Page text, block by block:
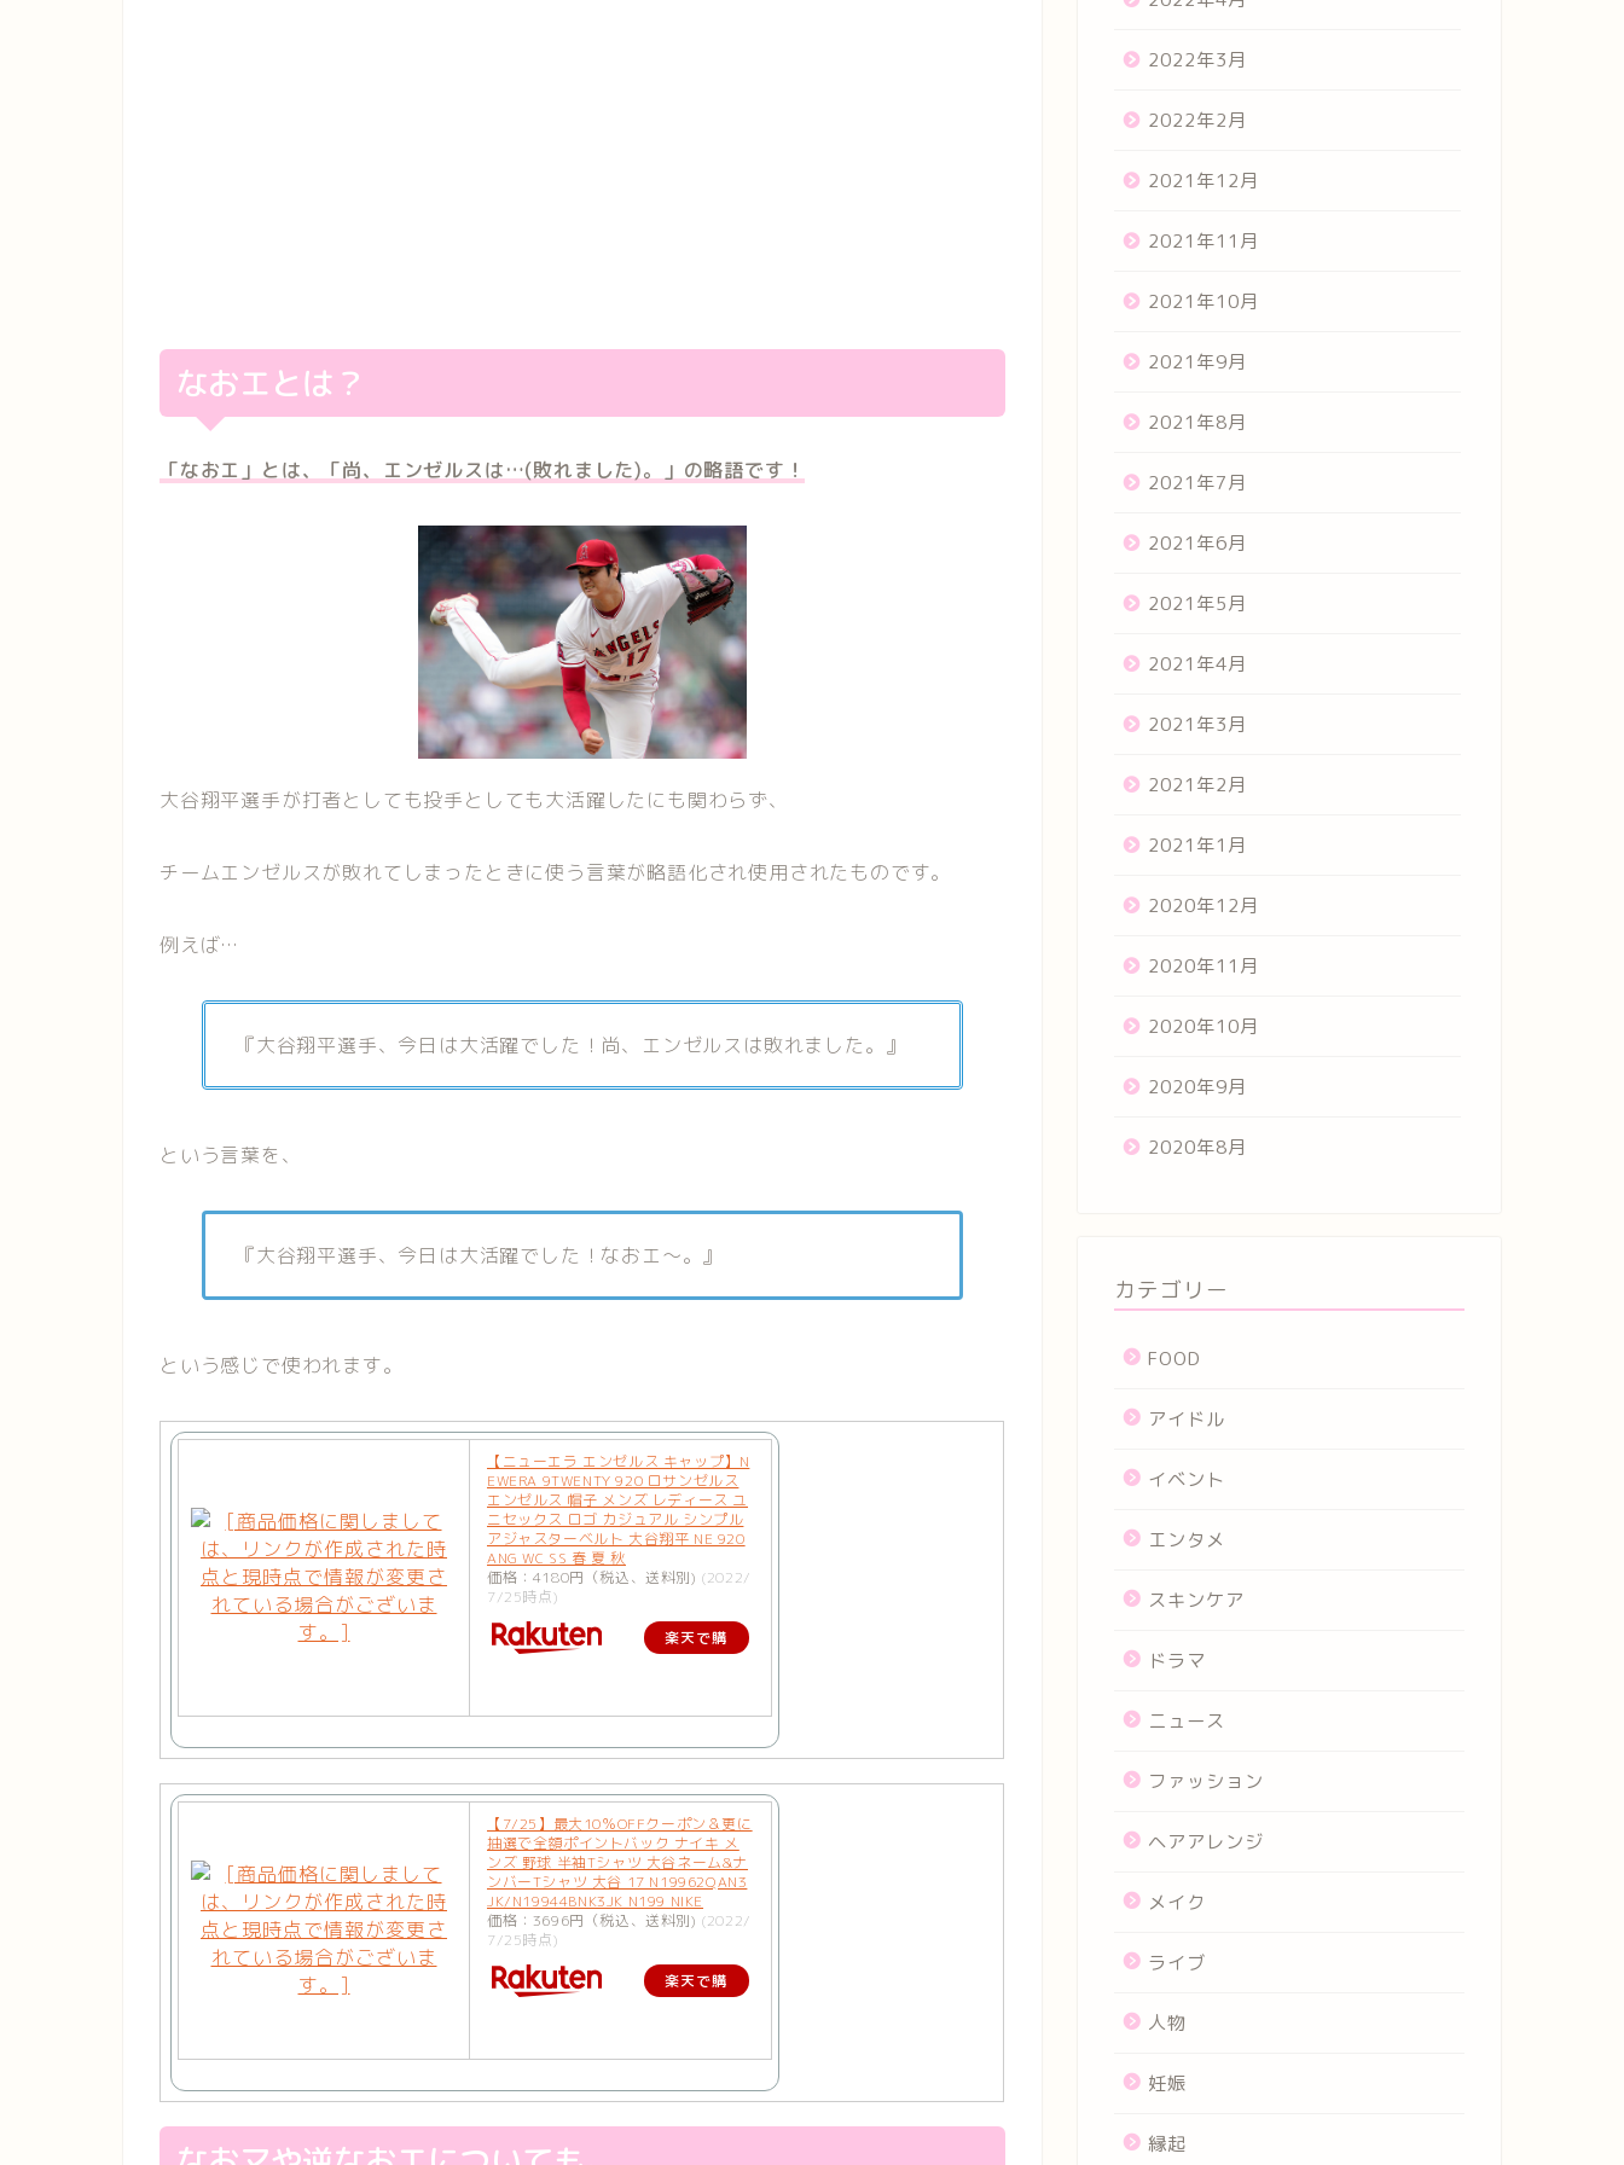
なおエとは？
「なおエ」とは、「尚、エンゼルスは…(敗れました)。」の略語です！
大谷翔平選手が打者としても投手としても大活躍したにも関わらず、
チームエンゼルスが敗れてしまったときに使う言葉が略語化され使用されたものです。
例えば…
『大谷翔平選手、今日は大活躍でした！尚、エンゼルスは敗れました。』
という言葉を、
『大谷翔平選手、今日は大活躍でした！なおエ〜。』
という感じで使われます。
【ニューエラ エンゼルス キャップ】N
EWERA 9TWENTY 920 ロサンゼルス
エンゼルス 帽子 メンズ レディース ユ
ニセックス ロゴ カジュアル シンプル
アジャスターベルト 大谷翔平 NE 920
ANG WC SS 春 夏 秋
価格：4180円（税込、送料別) (2022/
7/25時点)
楽天で購
【7/25】最大10％OFFクーポン＆更に
抽選で全額ポイントバック ナイキ メ
ンズ 野球 半袖Tシャツ 大谷ネーム&ナ
ンバーTシャツ 大谷 17 N19962QAN3
JK/N19944BNK3JK N199 NIKE
価格：3696円（税込、送料別) (2022/
7/25時点)
楽天で購
2022年3月
2022年2月
2021年12月
2021年11月
2021年10月
2021年9月
2021年8月
2021年7月
2021年6月
2021年5月
2021年4月
2021年3月
2021年2月
2021年1月
2020年12月
2020年11月
2020年10月
2020年9月
2020年8月
カテゴリー
FOOD
アイドル
イベント
エンタメ
スキンケア
ドラマ
ニュース
ファッション
ヘアアレンジ
メイク
ライブ
人物
妊娠
縁起